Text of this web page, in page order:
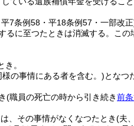
7条例58・平18条例57・一部改
るに至つたときは消滅する。
この
き。
の事情にある者を含む。)となつ
(職員の死亡の時から引き続き前
、その事情がなくなつたとき(夫